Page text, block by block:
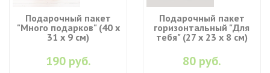
Подарочный пакет
"Много подарков" (40 х
31 х 9 см)
190 руб.
Подарочный пакет
горизонтальный "Для
тебя" (27 х 23 х 8 см)
80 руб.